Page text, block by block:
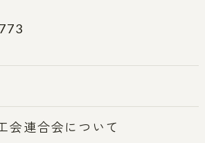
会連合会について